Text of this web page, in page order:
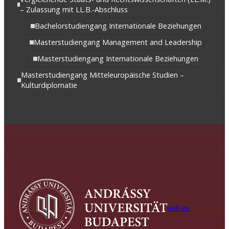
– Zulassung mit LL.B.-Abschluss
Bachelorstudiengang Internationale Beziehungen
Masterstudiengang Management and Leadership
Masterstudiengang Internationale Beziehungen
Masterstudiengang Mitteleuropäische Studien –
Kulturdiplomatie
aub.eu